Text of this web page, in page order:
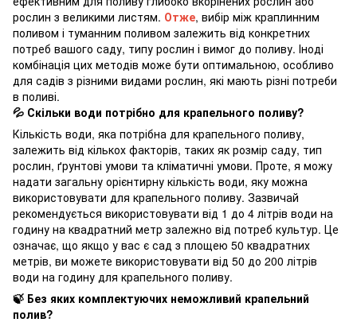
рослин з великими листям. Отже, вибір між краплинним
поливом і туманним поливом залежить від конкретних
потреб вашого саду, типу рослин і вимог до поливу. Іноді
комбінація цих методів може бути оптимальною, особливо
для садів з різними видами рослин, які мають різні потреби
в поливі.
💦 Скільки води потрібно для крапельного поливу?
Кількість води, яка потрібна для крапельного поливу,
залежить від кількох факторів, таких як розмір саду, тип
рослин, ґрунтові умови та кліматичні умови. Проте, я можу
надати загальну орієнтирну кількість води, яку можна
використовувати для крапельного поливу. Зазвичай
рекомендується використовувати від 1 до 4 літрів води на
годину на квадратний метр залежно від потреб культур. Це
означає, що якщо у вас є сад з площею 50 квадратних
метрів, ви можете використовувати від 50 до 200 літрів
води на годину для крапельного поливу.
🍃 Без яких комплектуючих неможливий крапельний
полив?